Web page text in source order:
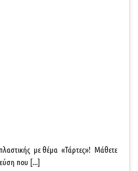
με θέμα «Τάρτες»! Μάθετε
που [...]